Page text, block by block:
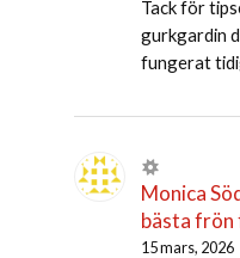
Tack för
gurkgardin
fungerat
Monica
bästa frön
15 mars, 2026